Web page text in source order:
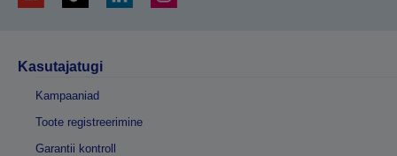
Kasutajatugi
Kampaaniad
Toote registreerimine
Garantii kontroll